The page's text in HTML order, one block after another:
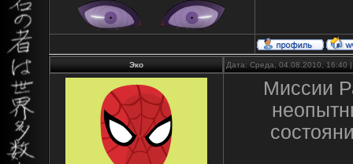
Эко Дата: Среда, 04.08.2010,
Миссии